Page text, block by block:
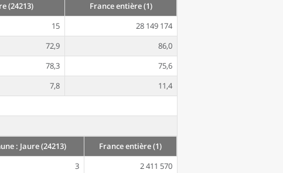
(24213)
France entière (1)
15
28 149 174
72,9
86,0
78,3
75,6
7,8
11,4
: Jaure (24213)
France entière (1)
3
2 411 570